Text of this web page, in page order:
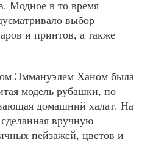
Модное в то время
выбор
и принтов, а также
Эммануэлем Ханом была
модель рубашки, по
домашний халат. На
вручную
пейзажей, цветов и